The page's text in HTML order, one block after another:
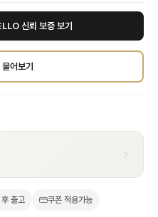
신뢰 보증 보기
어보기
출고 쿠폰 적용가능